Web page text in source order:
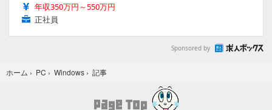
年収350万円～550万円
正社員
Sponsored by
ホーム › PC › Windows › 記事